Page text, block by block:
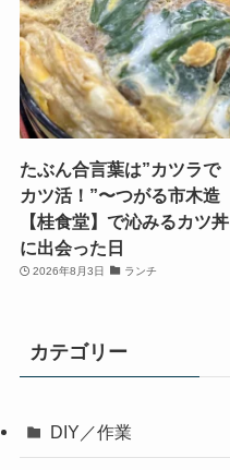
たぶん合言葉は”カツラで
カツ活！”〜つがる市木造
【桂食堂】で沁みるカツ丼
に出会った日
2026年8月3日 ランチ
カテゴリー
DIY／作業